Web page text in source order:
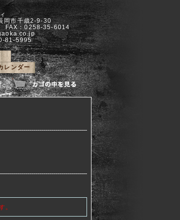
岡市千歳2-9-30
FAX：0258-35-6014
81-5995
レンダー
。